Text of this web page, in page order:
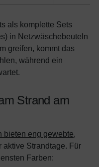
als komplette Sets
in Netzwäschebeuteln
greifen, kommt das
während ein
Strand am
bieten eng gewebte,
aktive Strandtage. Für
Farben: